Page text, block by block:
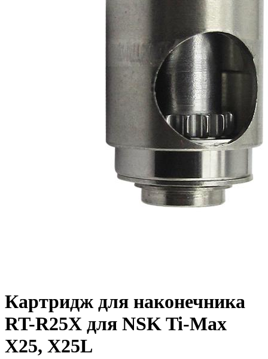
Картридж для наконечника
RT-R25X для NSK Ti-Max
X25, X25L